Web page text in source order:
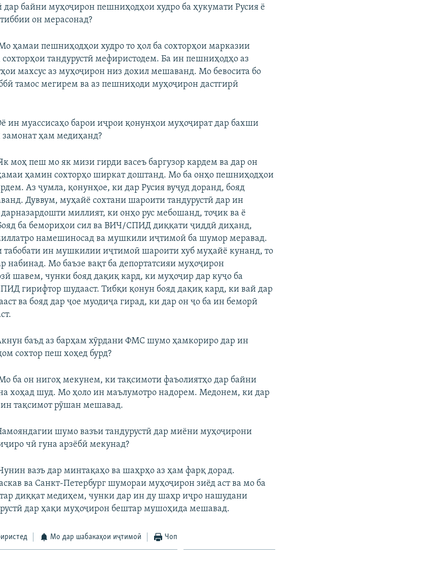
дар байни муҳоҷирон пешниҳодҳои худро ба ҳукумати Русия ё
он мерасонад?
ҳамаи пешниҳодҳои худро то ҳол ба сохторҳои марказии
сохторҳои тандурустӣ мефиристодем. Ба ин пешниҳодҳо аз
махсус аз муҳоҷирон низ дохил мешаванд. Мо бевосита бо
тамос мегирем ва аз пешниҳоди муҳоҷирон дастгирӣ
ин муассисаҳо барои иҷрои қонунҳои муҳоҷират дар бахши
замонат ҳам медиҳанд?
моҳ пеш мо як мизи гирди васеъ баргузор кардем ва дар он
ҳамин сохторҳо ширкат доштанд. Мо ба онҳо пешниҳодҳои
Аз ҷумла, қонунҳое, ки дар Русия вуҷуд доранд, бояд
Дуввум, муҳайё сохтани шароити тандурустӣ дар ин
миллият, ки онҳо рус мебошанд, тоҷик ва ё
ба бемориҳои сил ва ВИЧ/СПИД диққати ҷиддӣ диҳанд,
намешиносад ва мушкили иҷтимоӣ ба шумор меравад.
табобати ин мушкилии иҷтимоӣ шароити хуб муҳайё кунанд, то
набинад. Мо баъзе вақт ба депортатсияи муҳоҷирон
шавем, чунки бояд дақиқ кард, ки муҳоҷир дар куҷо ба
гирифтор шудааст. Тибқи қонун бояд дақиқ кард, ки вай дар
ва бояд дар ҷое муодиҷа гирад, ки дар он ҷо ба ин беморӣ
баъд аз барҳам хӯрдани ФМС шумо ҳамкориро дар ин
сохтор пеш хоҳед бурд?
ба он нигоҳ мекунем, ки тақсимоти фаъолиятҳо дар байни
хоҳад шуд. Мо ҳоло ин маълумотро надорем. Медонем, ки дар
тақсимот рӯшан мешавад.
шумо вазъи тандурустӣ дар миёни муҳоҷирони
чӣ гуна арзёбӣ мекунад?
вазъ дар минтақаҳо ва шаҳрҳо аз ҳам фарқ дорад.
ва Санкт-Петербург шумораи муҳоҷирон зиёд аст ва мо ба
диққат медиҳем, чунки дар ин ду шаҳр иҷро нашудани
дар ҳақи муҳоҷирон бештар мушоҳида мешавад.
Мо дар шабакаҳои иҷтимоӣ Чоп